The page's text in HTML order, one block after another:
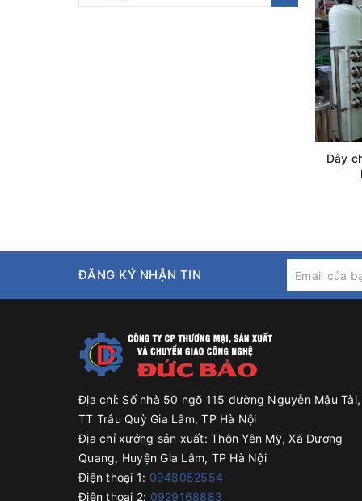
Dây
ĐĂNG KÝ NHẬN TIN
Địa chỉ: Số nhà 50 ngõ 115 đường Nguyễn Mậu Tài,
TT Trâu Quỳ Gia Lâm, TP Hà Nội
Địa chỉ xưởng sản xuất: Thôn Yên Mỹ, Xã Dương
Quang, Huyện Gia Lâm, TP Hà Nội
Điện thoại 1: 0948052554
Điện thoại 2: 0929168883